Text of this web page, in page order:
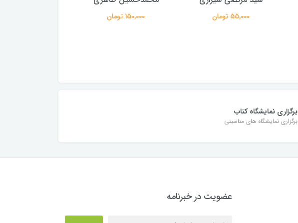
55,000 تومان 150,000 تومان
برگزاری نمایشگاه کتاب
برگزاری نمایشگاه های مناسبتی
عضویت در خبرنامه